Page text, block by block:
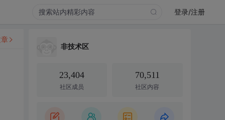
登录/注册
非技术区
23,404
社区成员
70,511
社区内容